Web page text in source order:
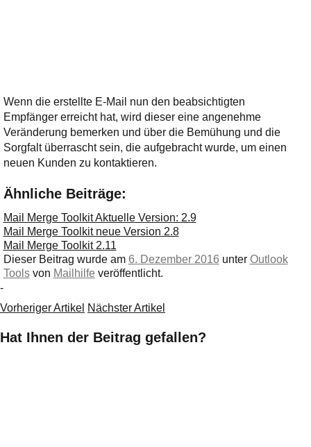
Wenn die erstellte E-Mail nun den beabsichtigten
Empfänger erreicht hat, wird dieser eine angenehme
Veränderung bemerken und über die Bemühung und die
Sorgfalt überrascht sein, die aufgebracht wurde, um einen
neuen Kunden zu kontaktieren.
Ähnliche Beiträge:
Mail Merge Toolkit Aktuelle Version: 2.9
Mail Merge Toolkit neue Version 2.8
Mail Merge Toolkit 2.11
Dieser Beitrag wurde am 6. Dezember 2016 unter Outlook
Tools von Mailhilfe veröffentlicht.
-
Vorheriger Artikel Nächster Artikel
Hat Ihnen der Beitrag gefallen?